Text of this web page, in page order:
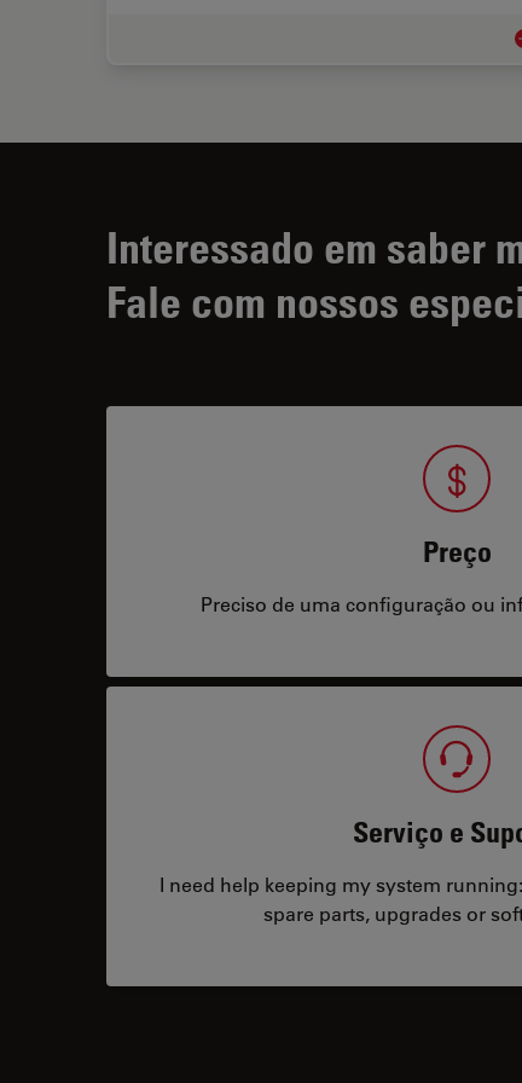
Interessado em saber
Fale com nossos
Preço
Preciso de uma configuração ou
Serviço e
I need help keeping my system
spare parts, upgrades or